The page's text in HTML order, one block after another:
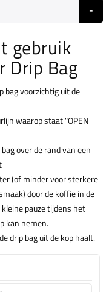
gebruik
Drip Bag
bag voorzichtig uit de
waarop staat "OPEN
over de rand van een
(of minder voor sterkere
door de koffie in de
pauze tijdens het
kan nemen.
drip bag uit de kop haalt.